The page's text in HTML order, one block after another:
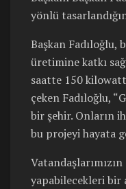
yönlü
Başkan
üretimine katkı
saatte 150
çeken Fadıloğlu,
bir şehir. Onların
bu projeyi hayata
yapabilecekleri bir